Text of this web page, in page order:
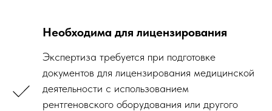
Необходима для лицензирования
Экспертиза требуется при подготовке
документов для лицензирования медицинской
деятельности с использованием
рентгеновского оборудования или другого